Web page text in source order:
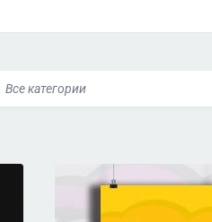
Все категории